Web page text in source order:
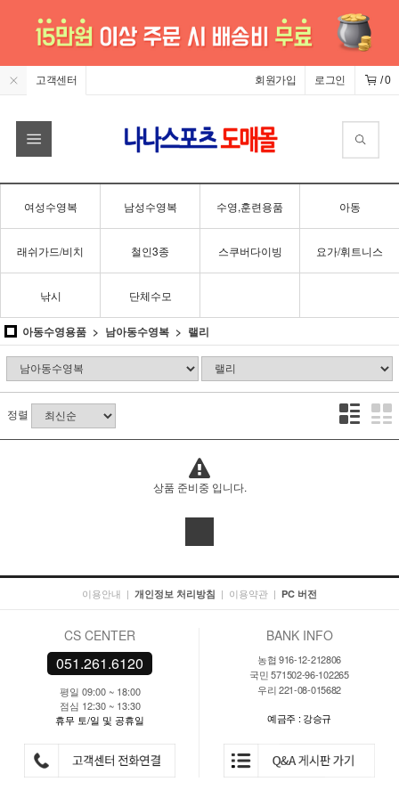
고객센터 /0
로그인
회원가입
여성수영복 남성수영복 수영,훈련용품 아동
래쉬가드/비치 철인3종 스쿠버다이빙 요가/휘트니스
낚시 단체수모
아동수영용품 남아동수영복 랠리
정렬
상품 준비중 입니다.
이용안내 | 개인정보 처리방침 | 이용약관 | PC 버전
CS CENTER
051.261.6120
평일 09:00 ~ 18:00
점심 12:30 ~ 13:30
휴무 토/일 및 공휴일
BANK INFO
농협 916-12-212806
국민 571502-96-102265
우리 221-08-015682
예금주 : 강승규